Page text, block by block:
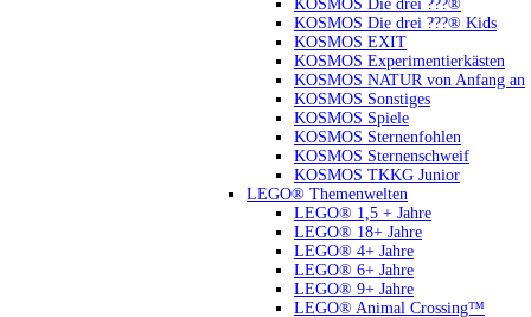
KOSMOS Die drei ???®
KOSMOS Die drei ???® Kids
KOSMOS EXIT
KOSMOS Experimentierkästen
KOSMOS NATUR von Anfang an
KOSMOS Sonstiges
KOSMOS Spiele
KOSMOS Sternenfohlen
KOSMOS Sternenschweif
KOSMOS TKKG Junior
LEGO® Themenwelten
LEGO® 1,5 + Jahre
LEGO® 18+ Jahre
LEGO® 4+ Jahre
LEGO® 6+ Jahre
LEGO® 9+ Jahre
LEGO® Animal Crossing™